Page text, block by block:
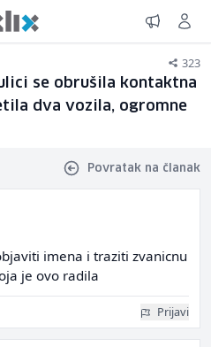
323
se obrušila kontaktna
dva vozila, ogromne
Povratak na članak
imena i traziti zvanicnu
je ovo radila
Prijavi